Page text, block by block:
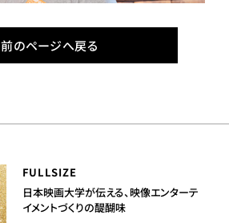
前のページへ戻る
FULLSIZE
日本映画大学が伝える、映像エンターテ
イメントづくりの醍醐味